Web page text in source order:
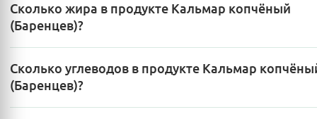
Сколько жира в продукте Кальмар копчёный
(Баренцев)?
Сколько углеводов в продукте Кальмар
(Баренцев)?